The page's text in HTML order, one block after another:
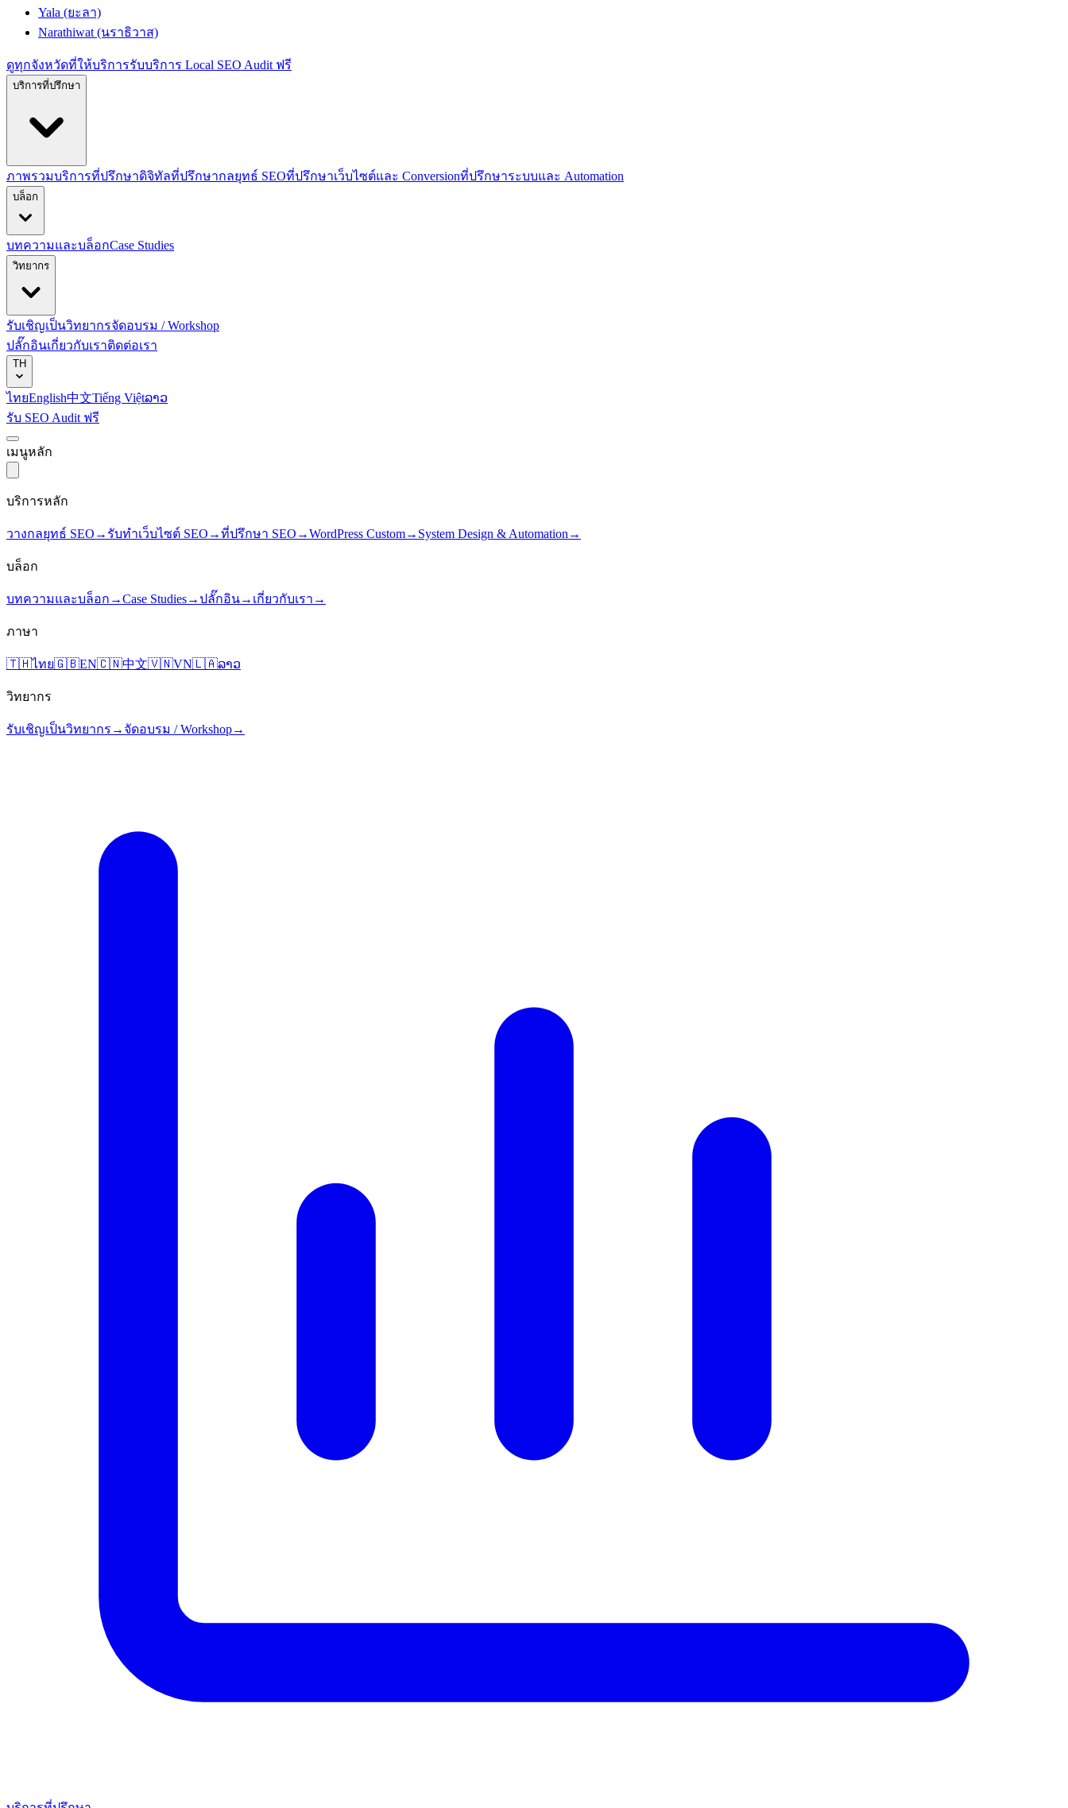
Yala (ยะลา)
Narathiwat (นราธิวาส)
ดูทุกจังหวัดที่ให้บริการรับบริการ Local SEO Audit ฟรี
บริการที่ปรึกษา
ภาพรวมบริการที่ปรึกษาดิจิทัลที่ปรึกษากลยุทธ์ SEOที่ปรึกษาเว็บไซต์และ Conversionที่ปรึกษาระบบและ Automation
บล็อก
บทความและบล็อกCase Studies
วิทยากร
รับเชิญเป็นวิทยากรจัดอบรม / Workshop
ปลั๊กอินเกี่ยวกับเราติดต่อเรา
TH
ไทยEnglish中文Tiếng Việtລາວ
รับ SEO Audit ฟรี
เมนูหลัก
บริการหลัก
วางกลยุทธ์ SEO → รับทำเว็บไซต์ SEO →ที่ปรึกษา SEO →WordPress Custom→ System Design & Automation →
บล็อก
บทความและบล็อก →Case Studies→ปลั๊กอิน→ เกี่ยวกับเรา →
ภาษา
🇹🇭ไทย🇬🇧EN🇨🇳中文🇻🇳VN🇱🇦ລາວ
วิทยากร
รับเชิญเป็นวิทยากร → จัดอบรม / Workshop→